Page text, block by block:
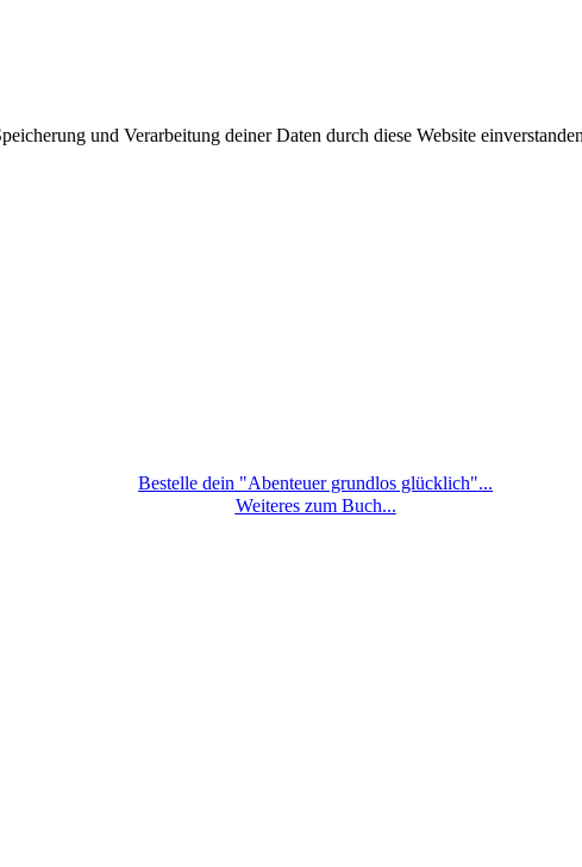
und Verarbeitung deiner Daten durch diese Website
Bestelle dein "Abenteuer grundlos glücklich"...
Weiteres zum Buch...